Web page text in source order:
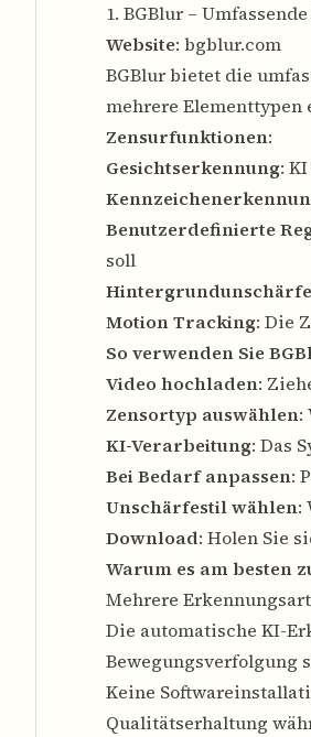
1. BGBlur –
Website: bgblur.com
BGBlur bietet die
mehrere
Zensurfunktionen:
Gesichtserkennung:
Benutzerdefinierte
soll
Hintergrundunschärfe
Motion Tracking: Die
So verwenden Sie
Video hochladen:
Zensortyp auswählen:
KI-Verarbeitung: Das
Bei Bedarf anpassen:
Unschärfestil wählen:
Download: Holen Sie
Warum es am besten
Mehrere
Die automatische KI-
Bewegungsverfolgung
Keine
Qualitätserhaltung